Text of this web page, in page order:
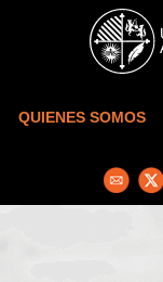
Skip to main content
QUIENES SOMOS